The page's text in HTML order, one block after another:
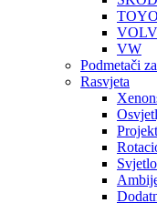
VW
Podmetači
Rasvjeta